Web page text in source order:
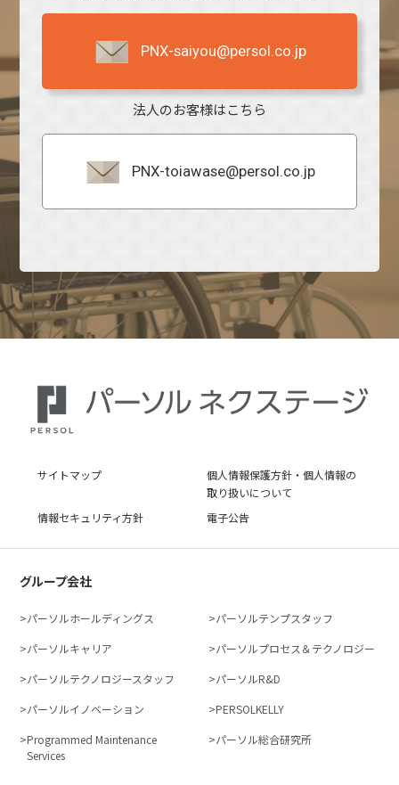
PNX-saiyou@persol.co.jp
法人のお客様はこちら
PNX-toiawase@persol.co.jp
サイトマップ
個人情報保護方針・個人情報の
取り扱いについて
情報セキュリティ方針
電子公告
グループ会社
パーソルホールディングス
パーソルテンプスタッフ
パーソルキャリア
パーソルプロセス＆テクノロジー
パーソルテクノロジースタッフ
パーソルR&D
パーソルイノベーション
PERSOLKELLY
Programmed Maintenance
Services
パーソル総合研究所